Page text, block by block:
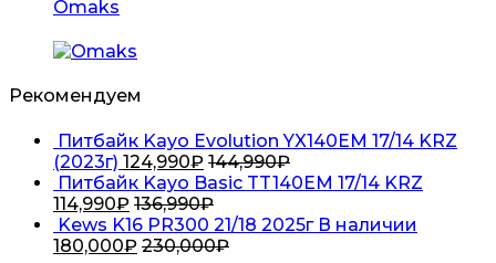
Omaks
Рекомендуем
Питбайк Kayo Evolution YX140EM 17/14 KRZ
(2023г) 124,990₽ 144,990₽
Питбайк Kayo Basic TT140EM 17/14 KRZ
114,990₽ 136,990₽
Kews K16 PR300 21/18 2025г В наличии
180,000₽ 230,000₽